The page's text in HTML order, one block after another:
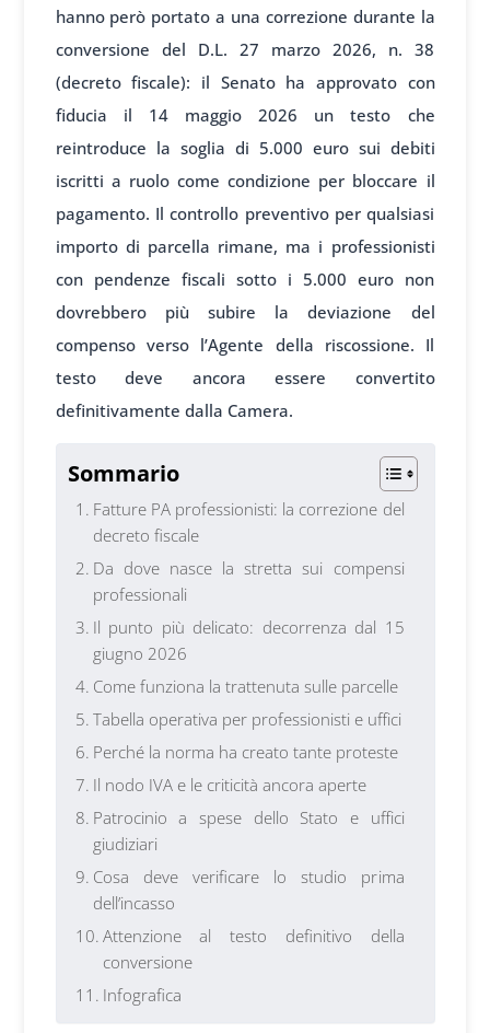
hanno però portato a una correzione durante la
conversione del D.L. 27 marzo 2026, n. 38
(decreto fiscale): il Senato ha approvato con
fiducia il 14 maggio 2026 un testo che
reintroduce la soglia di 5.000 euro sui debiti
iscritti a ruolo come condizione per bloccare il
pagamento. Il controllo preventivo per qualsiasi
importo di parcella rimane, ma i professionisti
con pendenze fiscali sotto i 5.000 euro non
dovrebbero più subire la deviazione del
compenso verso l’Agente della riscossione. Il
testo deve ancora essere convertito
definitivamente dalla Camera.
Sommario
Fatture PA professionisti: la correzione del
decreto fiscale
Da dove nasce la stretta sui compensi
professionali
Il punto più delicato: decorrenza dal 15
giugno 2026
Come funziona la trattenuta sulle parcelle
Tabella operativa per professionisti e uffici
Perché la norma ha creato tante proteste
Il nodo IVA e le criticità ancora aperte
Patrocinio a spese dello Stato e uffici
giudiziari
Cosa deve verificare lo studio prima
dell’incasso
Attenzione al testo definitivo della
conversione
Infografica